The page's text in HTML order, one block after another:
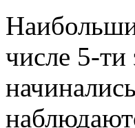
числе 5-